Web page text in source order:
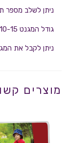
ניתן לשלב מספר
גודל המגנט 10-15 ס"מ.
ניתן לקבל את
מוצרים